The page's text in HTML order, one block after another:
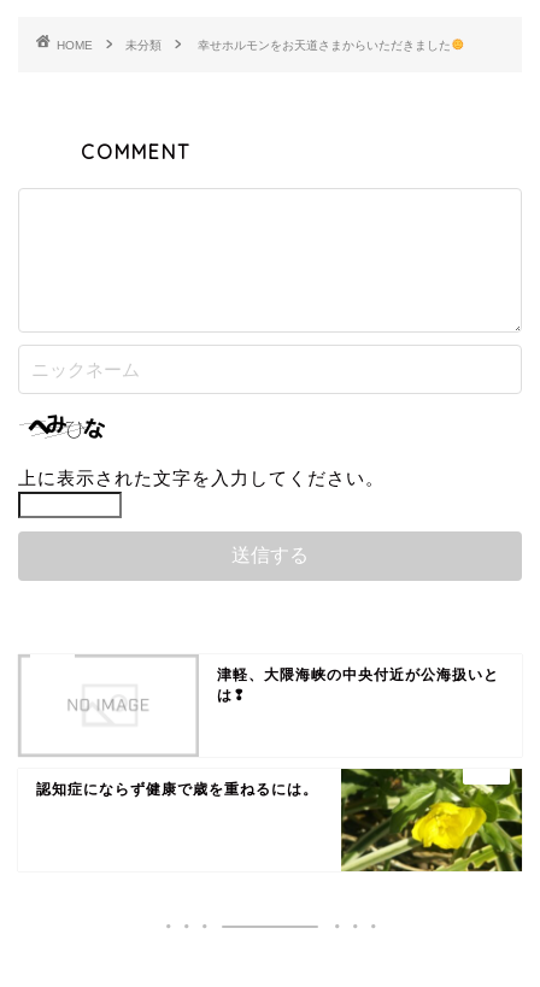
HOME 未分類 幸せホルモンをお天道さまからいただきました
COMMENT
上に表示された文字を入力してください。
津軽、大隈海峡の中央付近が公海扱いと
は❢
認知症にならず健康で歳を重ねるには。